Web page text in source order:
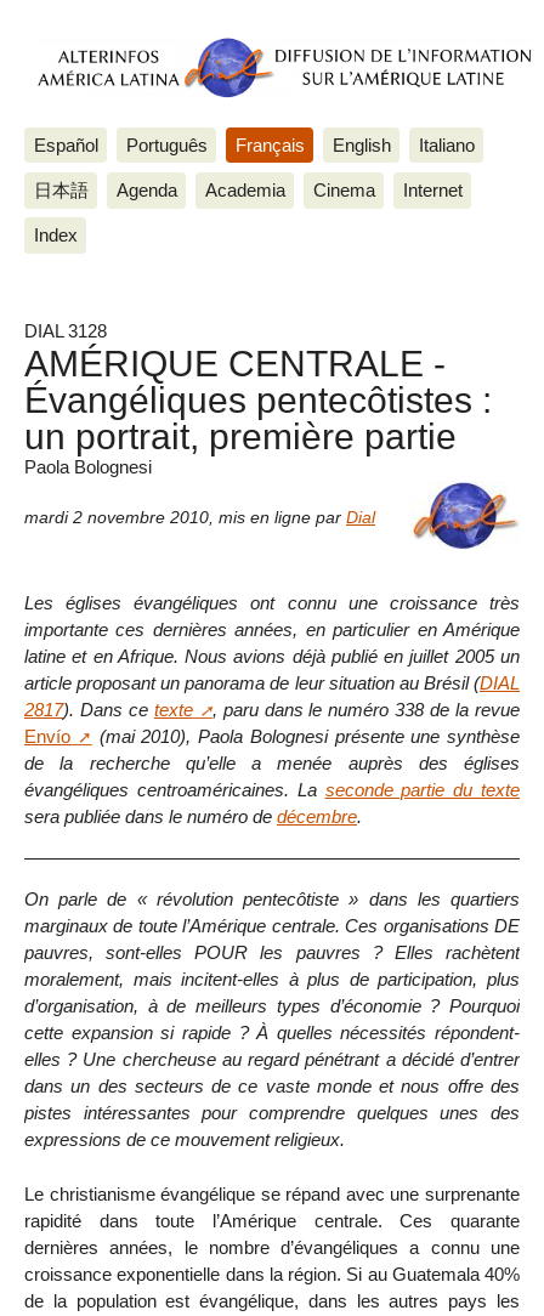
Español Português Français English Italiano
日本語 Agenda Academia Cinema Internet
Index
DIAL 3128
AMÉRIQUE CENTRALE -
Évangéliques pentecôtistes :
un portrait, première partie
Paola Bolognesi
mardi 2 novembre 2010 mis en ligne par Dial
Les églises évangéliques ont connu une croissance très
importante ces dernières années, en particulier en Amérique
latine et en Afrique. Nous avions déjà publié en juillet 2005 un
article proposant un panorama de leur situation au Brésil (DIAL
2817). Dans ce texte
, paru dans le numéro 338 de la revue
Envío
(mai 2010), Paola Bolognesi présente une synthèse
de la recherche qu’elle a menée auprès des églises
évangéliques centroaméricaines. La seconde partie du texte
sera publiée dans le numéro de décembre.
On parle de « révolution pentecôtiste » dans les quartiers
marginaux de toute l’Amérique centrale. Ces organisations DE
pauvres, sont-elles POUR les pauvres ? Elles rachètent
moralement, mais incitent-elles à plus de participation, plus
d’organisation, à de meilleurs types d’économie ? Pourquoi
cette expansion si rapide ? À quelles nécessités répondent-
elles ? Une chercheuse au regard pénétrant a décidé d’entrer
dans un des secteurs de ce vaste monde et nous offre des
pistes intéressantes pour comprendre quelques unes des
expressions de ce mouvement religieux.
Le christianisme évangélique se répand avec une surprenante
rapidité dans toute l’Amérique centrale. Ces quarante
dernières années, le nombre d’évangéliques a connu une
croissance exponentielle dans la région. Si au Guatemala 40%
de la population est évangélique, dans les autres pays les